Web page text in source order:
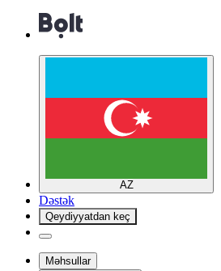
AZ
Dəstək
Qeydiyyatdan keç
Məhsullar